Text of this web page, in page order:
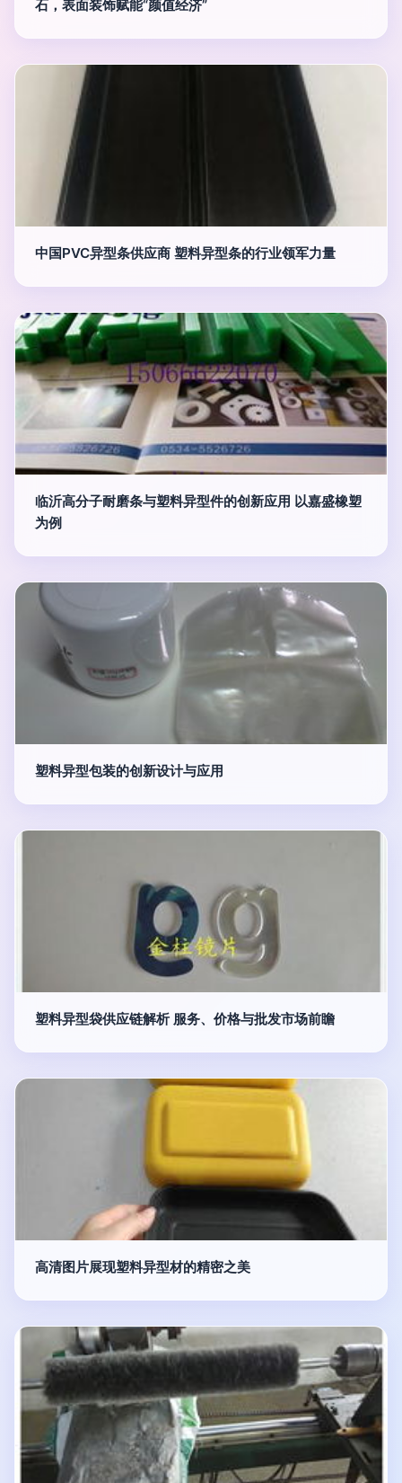
石，表面装饰赋能“颜值经济”
中国PVC异型条供应商 塑料异型条的行业领军力量
临沂高分子耐磨条与塑料异型件的创新应用 以嘉盛橡塑
为例
塑料异型包装的创新设计与应用
塑料异型袋供应链解析 服务、价格与批发市场前瞻
高清图片展现塑料异型材的精密之美